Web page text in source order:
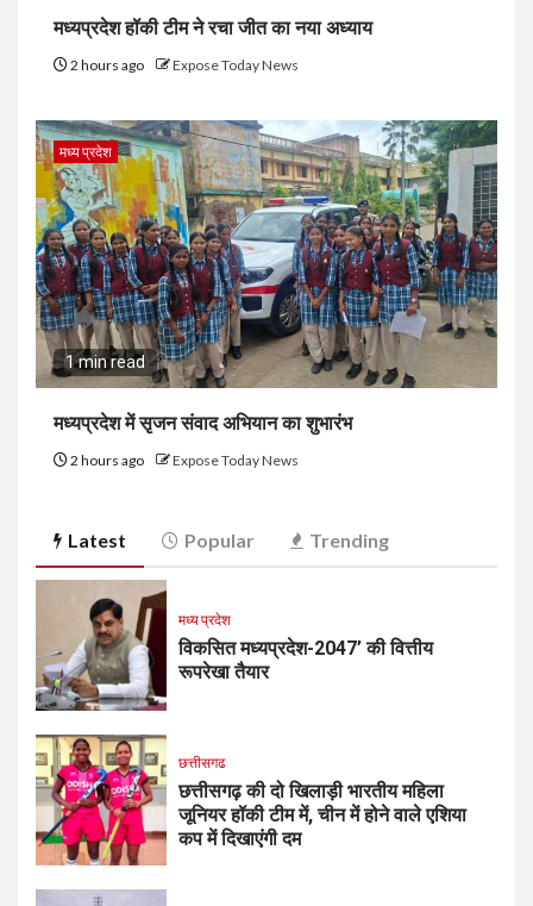
मध्यप्रदेश हॉकी टीम ने रचा जीत का नया अध्याय
2 hours ago Expose Today News
मध्य प्रदेश
1 min read
मध्यप्रदेश में सृजन संवाद अभियान का शुभारंभ
2 hours ago Expose Today News
Latest Popular Trending
मध्य प्रदेश
विकसित मध्यप्रदेश-2047’ की वित्तीय
रूपरेखा तैयार
छत्तीसगढ
छत्तीसगढ़ की दो खिलाड़ी भारतीय महिला
जूनियर हॉकी टीम में, चीन में होने वाले एशिया
कप में दिखाएंगी दम